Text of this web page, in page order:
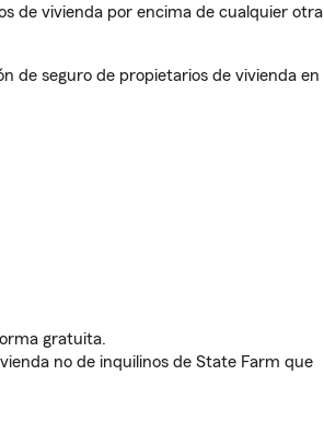
de vivienda por encima de cualquier otra
de seguro de propietarios de vivienda en
gratuita.
no de inquilinos de State Farm que